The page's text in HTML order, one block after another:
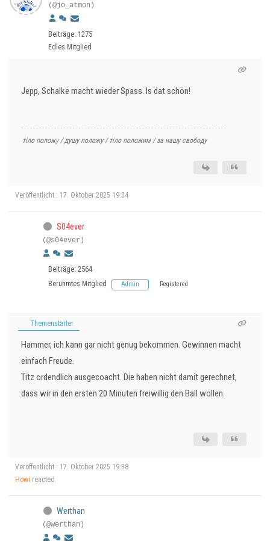
(@jo_atmon)
Beiträge: 1275
Edles Mitglied
Jepp, Schalke macht wieder Spass. Is dat schön!
тіло положу / душу положу / тіло положим / за нашу свободу
Veröffentlicht : 17. Oktober 2025 19:34
S04ever
(@s04ever)
Beiträge: 2564
Berühmtes Mitglied Admin Registered
Themenstarter
Hammer, ich kann gar nicht genug bekommen. Gewinnen macht
einfach Freude.
Titz ordendlich ausgecoacht. Die haben nicht damit gerechnet,
dass wir in den ersten 20 Minuten freiwillig den Ball wollen.
Veröffentlicht : 17. Oktober 2025 19:38
Howi reacted
Werthan
(@werthan)